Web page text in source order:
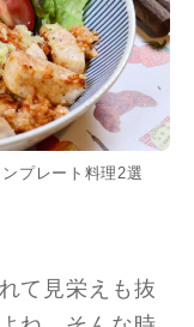
プレート料理2選
て見栄えも抜